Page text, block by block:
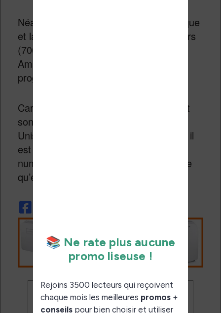
Néanmoins, avec un marché gigantesque
et la confiance de plus en plus d’éditeurs
(700 en 2018 contre 200 en 2013),
Amazon a une belle marge de
progression en Chine.
Car ce pays est sans doute maintenant
son plus grand marché avec les États-
Unis. Même avec une telle croissance, il
est étonnant de voir que la lecture
numérique progresse plus vite en Chine
qu’en Europe.
Ne rate plus aucune